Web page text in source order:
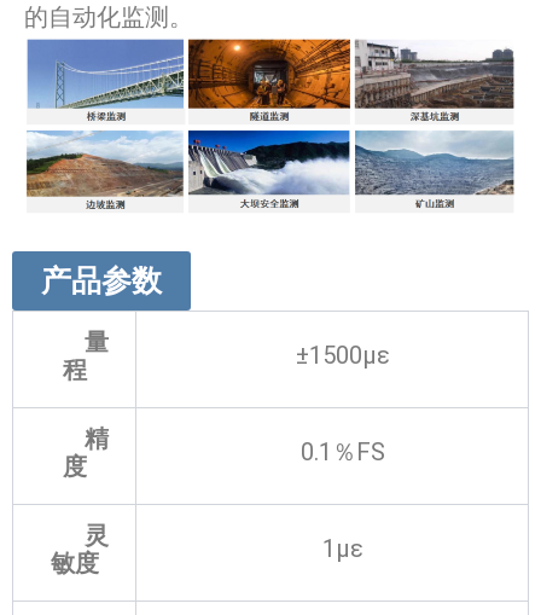
的自动化监测。
产品参数
量
程
±1500µε
精
度
0.1％FS
灵
敏度
1µε